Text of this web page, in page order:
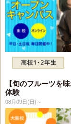
【旬のフルーツを
体験
08月09日(日)～